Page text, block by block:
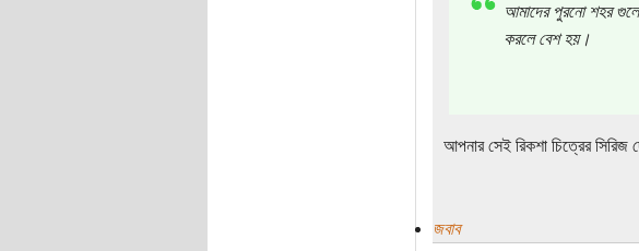
আমাদের পুরনো শহর
করলে বেশ হয়।
আপনার সেই রিকশা চিত্রের
জবাব